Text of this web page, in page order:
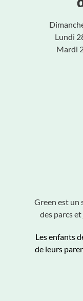
Lundi
Mardi
Green est un
des parcs
Les enfants
de leurs